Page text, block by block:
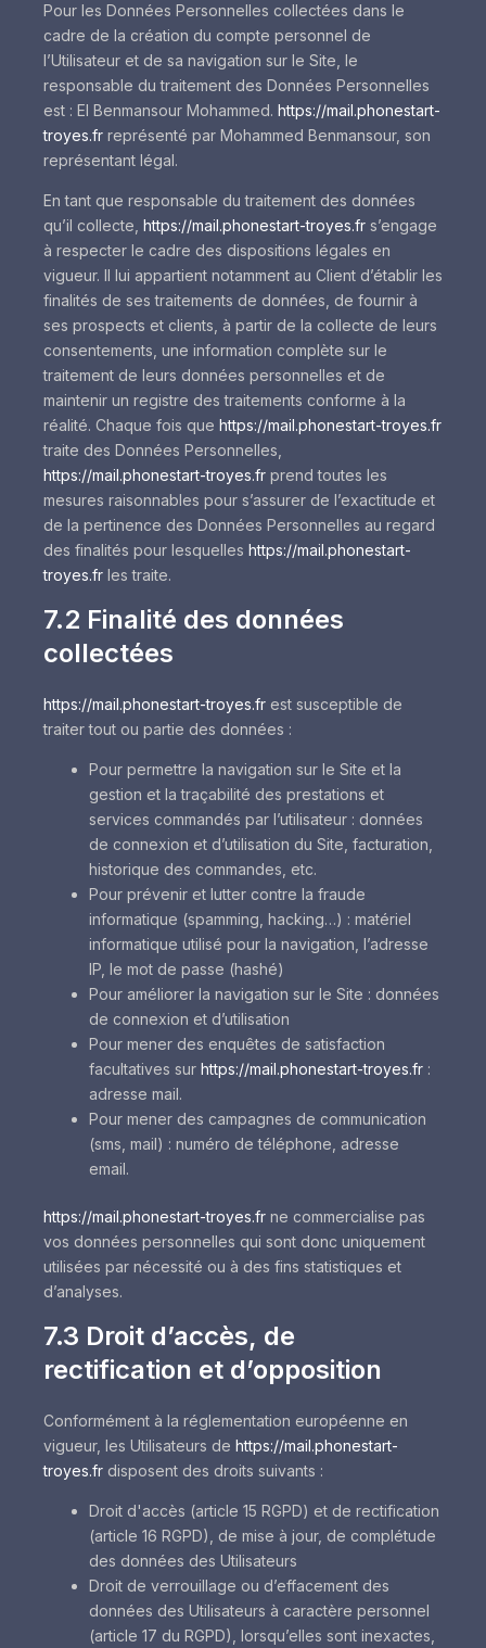
Pour les Données Personnelles collectées dans le
cadre de la création du compte personnel de
l’Utilisateur et de sa navigation sur le Site, le
responsable du traitement des Données Personnelles
est : EI Benmansour Mohammed. https://mail.phonestart-
troyes.fr représenté par Mohammed Benmansour, son
représentant légal.
En tant que responsable du traitement des données
qu’il collecte, https://mail.phonestart-troyes.fr s’engage
à respecter le cadre des dispositions légales en
vigueur. Il lui appartient notamment au Client d’établir les
finalités de ses traitements de données, de fournir à
ses prospects et clients, à partir de la collecte de leurs
consentements, une information complète sur le
traitement de leurs données personnelles et de
maintenir un registre des traitements conforme à la
réalité. Chaque fois que https://mail.phonestart-troyes.fr
traite des Données Personnelles,
https://mail.phonestart-troyes.fr prend toutes les
mesures raisonnables pour s’assurer de l’exactitude et
de la pertinence des Données Personnelles au regard
des finalités pour lesquelles https://mail.phonestart-
troyes.fr les traite.
7.2 Finalité des données
collectées
https://mail.phonestart-troyes.fr est susceptible de
traiter tout ou partie des données :
Pour permettre la navigation sur le Site et la
gestion et la traçabilité des prestations et
services commandés par l’utilisateur : données
de connexion et d’utilisation du Site, facturation,
historique des commandes, etc.
Pour prévenir et lutter contre la fraude
informatique (spamming, hacking…) : matériel
informatique utilisé pour la navigation, l’adresse
IP, le mot de passe (hashé)
Pour améliorer la navigation sur le Site : données
de connexion et d’utilisation
Pour mener des enquêtes de satisfaction
facultatives sur https://mail.phonestart-troyes.fr :
adresse mail.
Pour mener des campagnes de communication
(sms, mail) : numéro de téléphone, adresse
email.
https://mail.phonestart-troyes.fr ne commercialise pas
vos données personnelles qui sont donc uniquement
utilisées par nécessité ou à des fins statistiques et
d’analyses.
7.3 Droit d’accès, de
rectification et d’opposition
Conformément à la réglementation européenne en
vigueur, les Utilisateurs de https://mail.phonestart-
troyes.fr disposent des droits suivants :
Droit d'accès (article 15 RGPD) et de rectification
(article 16 RGPD), de mise à jour, de complétude
des données des Utilisateurs
Droit de verrouillage ou d’effacement des
données des Utilisateurs à caractère personnel
(article 17 du RGPD), lorsqu’elles sont inexactes,